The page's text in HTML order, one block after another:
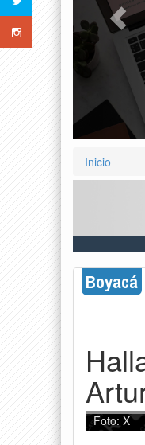
Inicio
Boyacá
Foto: X